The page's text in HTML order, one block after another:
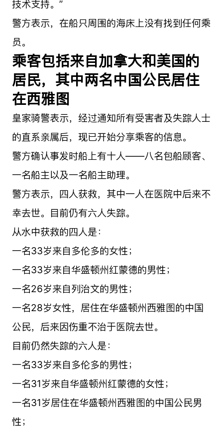
技术支持。”
警方表示，在船只周围的海床上没有找到任何乘
员。
乘客包括来自加拿大和美国的
居民，其中两名中国公民居住
在西雅图
皇家骑警表示，经过通知所有受害者及失踪人士
的直系亲属后，现已开始分享乘客的信息。
警方确认事发时船上有十人——八名包船顾客、
一名船主以及一名船主助理。
警方表示，四人获救，其中一人在医院中后来不
幸去世。目前仍有六人失踪。
从水中获救的四人是：
一名33岁来自多伦多的女性；
一名33岁来自华盛顿州红蒙德的男性；
一名26岁来自列治文的男性；
一名28岁女性，居住在华盛顿州西雅图的中国
公民，后来因伤重不治于医院去世。
目前仍然失踪的六人是：
一名33岁来自多伦多的男性；
一名31岁来自华盛顿州红蒙德的女性；
一名31岁居住在华盛顿州西雅图的中国公民男
性；